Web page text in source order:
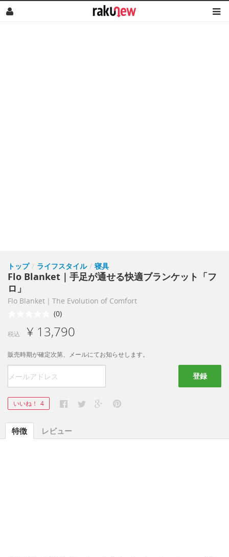
トップ / ライフスタイル / 寝具
Flo Blanket｜手足が通せる快適ブランケット「フ
ロ」
Flo Blanket｜The Evolution of Comfort
(0)
税込 ¥ 13,790
販売時期が確定次第、メールにてお知らせします。
登録
いいね！ 4
特徴 レビュー